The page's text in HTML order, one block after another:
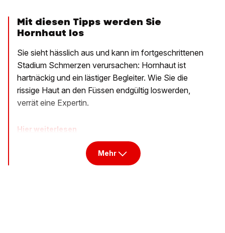
Mit diesen Tipps werden Sie
Hornhaut los
Sie sieht hässlich aus und kann im fortgeschrittenen
Stadium Schmerzen verursachen: Hornhaut ist
hartnäckig und ein lästiger Begleiter. Wie Sie die
rissige Haut an den Füssen endgültig loswerden,
verrät eine Expertin.
Hier weiterlesen
Mehr